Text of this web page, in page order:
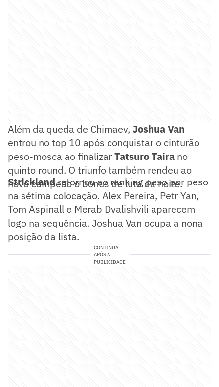
Além da queda de Chimaev, Joshua Van
entrou no top 10 após conquistar o cinturão
peso-mosca ao finalizarTatsuro Taira no
quinto round. O triunfo também rendeu ao
novo campeão o bônus de luta da noite.
Stricklandretornou ao ranking peso por peso
na sétima colocação. Alex Pereira, Petr Yan,
Tom Aspinall e Merab Dvalishvili aparecem
logo na sequência. Joshua Van ocupa a nona
posição da lista.
CONTINUA
APÓS A
PUBLICIDADE